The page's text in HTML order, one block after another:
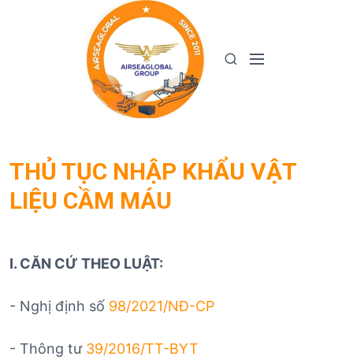
S
h
M
THỦ TỤC NHẬP KHẨU VẬT
LIỆU CẦM MÁU
I. CĂN CỨ THEO LUẬT:
- Nghị định số 98/2021/NĐ-CP
- Thông tư 39/2016/TT-BYT